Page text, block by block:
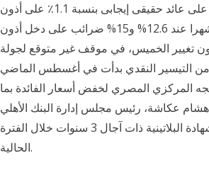
ينطوى الحفاظ على أسعار الفائدة عند المستويات الحالية على عائد حقيقى إيجابى بنسبة 1.1٪ على أذون
الخزانة للـ 12 شهرًا، وذلك بحساب معدل أذون الخزانة للـ 12 شهرا عند 12.6% و15% ضرائب على دخل أذون
تغيير الخميس، في موقف غير متوقع لجولة
من التيسير النقدي بدأت في أغسطس الماضي. Jan 17, 2021 · توقعات المحللين: من ناحيتها، توقعت منى
المركزي المصري لخفض أسعار الفائدة بما
100 إلى 150 نقطة أساس خلال 2021. قال هشام عكاشة، رئيس مجلس إدارة البنك الأهلي
المصري، إن البنك لن يتخذ قرارا بخفض أسعار الفائدة على الشهادة البلاتينية ذات آجال 3 سنوات خلال الفترة
الحالية.